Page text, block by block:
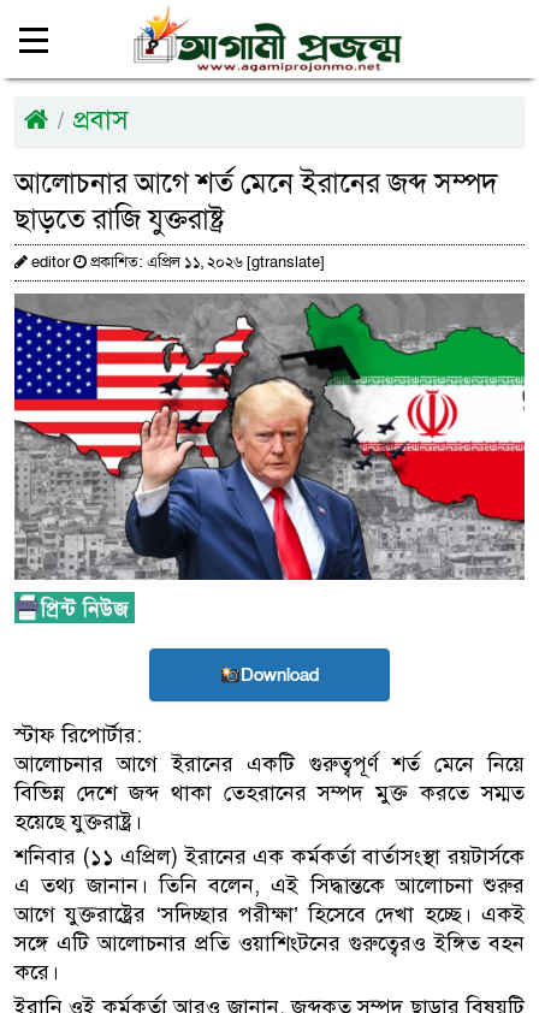
প্রবাস
আলোচনার আগে শর্ত মেনে ইরানের জব্দ সম্পদ
ছাড়তে রাজি যুক্তরাষ্ট্র
editor প্রকাশিত: এপ্রিল ১১, ২০২৬ [gtranslate]
Download
স্টাফ রিপোর্টার:
আলোচনার আগে ইরানের একটি গুরুত্বপূর্ণ শর্ত মেনে নিয়ে
বিভিন্ন দেশে জব্দ থাকা তেহরানের সম্পদ মুক্ত করতে সম্মত
হয়েছে যুক্তরাষ্ট্র।
শনিবার (১১ এপ্রিল) ইরানের এক কর্মকর্তা বার্তাসংস্থা রয়টার্সকে
এ তথ্য জানান। তিনি বলেন, এই সিদ্ধান্তকে আলোচনা শুরুর
আগে যুক্তরাষ্ট্রের ‘সদিচ্ছার পরীক্ষা’ হিসেবে দেখা হচ্ছে। একই
সঙ্গে এটি আলোচনার প্রতি ওয়াশিংটনের গুরুত্বেরও ইঙ্গিত বহন
করে।
ইরানি ওই কর্মকর্তা আরও জানান, জব্দকৃত সম্পদ ছাড়ার বিষয়টি